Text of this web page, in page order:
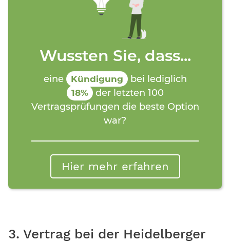
Wussten Sie, dass...
eine Kündigung bei lediglich
18% der letzten 100
Vertragsprüfungen die beste Option
war?
Hier mehr erfahren
3. Vertrag bei der Heidelberger